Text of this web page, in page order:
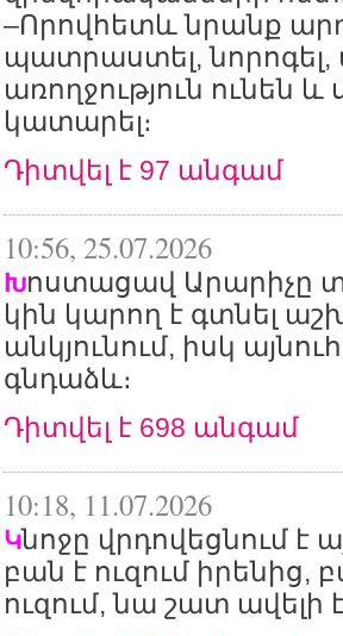
–Որովհետև նրանք
պատրաստել, նորոգել,
առողջություն ունեն
կատարել։
Դիտվել է 97 անգամ
10:56, 25.07.2026
Խոստացավ Արարիչը
կին կարող է գտնել
անկյունում, իսկ
գնդաձև։
Դիտվել է 698 անգամ
10:18, 11.07.2026
Կնոջը վրդովեցնում է
բան է ուզում իրենից,
ուզում, նա շատ ավելի